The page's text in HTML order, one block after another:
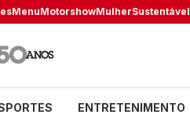
MenuMotorshowMulherSustentável
ENTRETENIMENTO